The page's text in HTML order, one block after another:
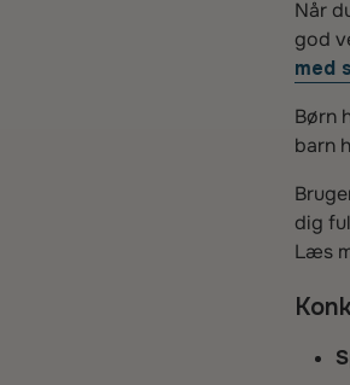
Når
god
med
Børn
barn
dig
Læs